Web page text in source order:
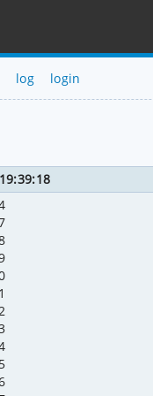
log login